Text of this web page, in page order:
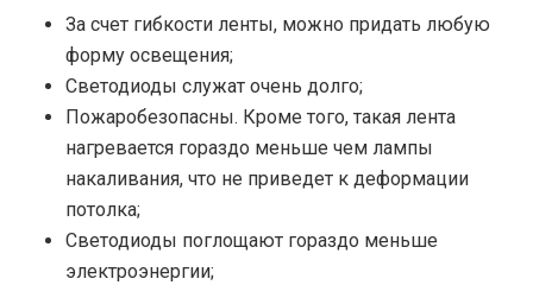
За счет гибкости ленты, можно придать любую
форму освещения;
Светодиоды служат очень долго;
Пожаробезопасны. Кроме того, такая лента
нагревается гораздо меньше чем лампы
накаливания, что не приведет к деформации
потолка;
Светодиоды поглощают гораздо меньше
электроэнергии;